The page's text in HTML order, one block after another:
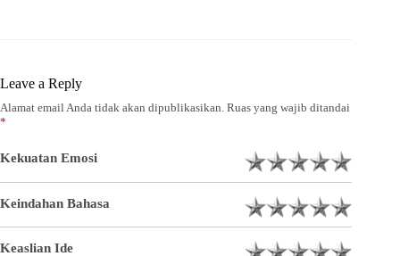
Leave a Reply
Alamat email Anda tidak akan dipublikasikan. Ruas yang wajib ditandai
*
Kekuatan Emosi
Keindahan Bahasa
Keaslian Ide